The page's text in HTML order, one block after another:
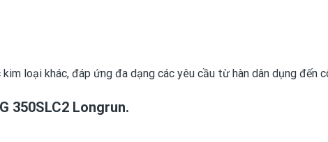
loại khác, đáp ứng đa dạng các yêu cầu từ hàn dân dụng đến
350SLC2 Longrun.